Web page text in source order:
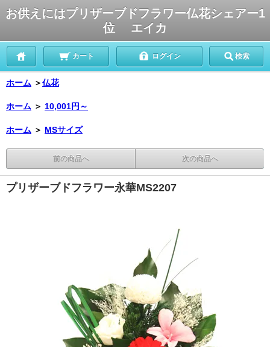
お供えにはプリザーブドフラワー仏花シェアー1
位 エイカ
カート ログイン 検索
ホーム ＞仏花
ホーム ＞ 10,001円～
ホーム ＞ MSサイズ
前の商品へ 次の商品へ
プリザーブドフラワー永華MS2207